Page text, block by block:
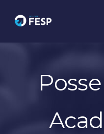
para
conteúdo